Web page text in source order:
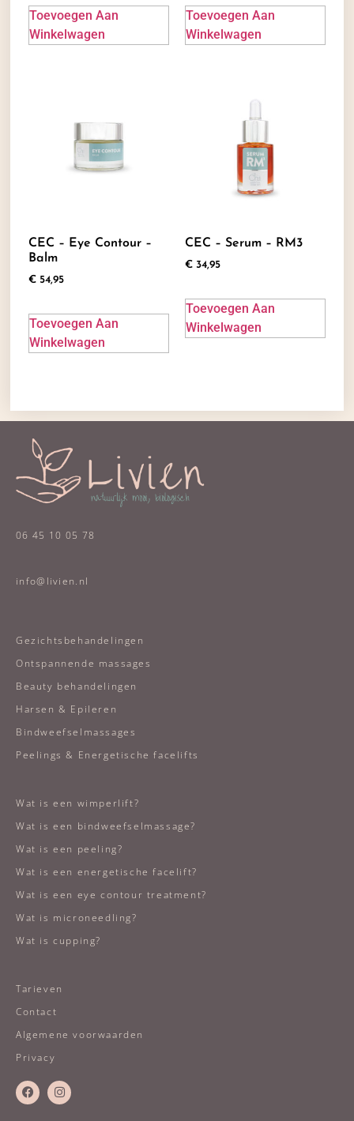
Toevoegen Aan
Winkelwagen
Toevoegen Aan
Winkelwagen
CEC – Eye Contour –
Balm
€ 54,95
Toevoegen Aan
Winkelwagen
CEC – Serum – RM3
€ 34,95
Toevoegen Aan
Winkelwagen
06 45 10 05 78
info@livien.nl
Gezichtsbehandelingen
Ontspannende massages
Beauty behandelingen
Harsen & Epileren
Bindweefselmassages
Peelings & Energetische facelifts
Wat is een wimperlift?
Wat is een bindweefselmassage?
Wat is een peeling?
Wat is een energetische facelift?
Wat is een eye contour treatment?
Wat is microneedling?
Wat is cupping?
Tarieven
Contact
Algemene voorwaarden
Privacy